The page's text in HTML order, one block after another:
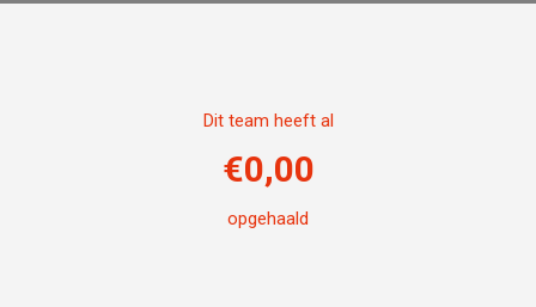
Dit team heeft al
€0,00
opgehaald